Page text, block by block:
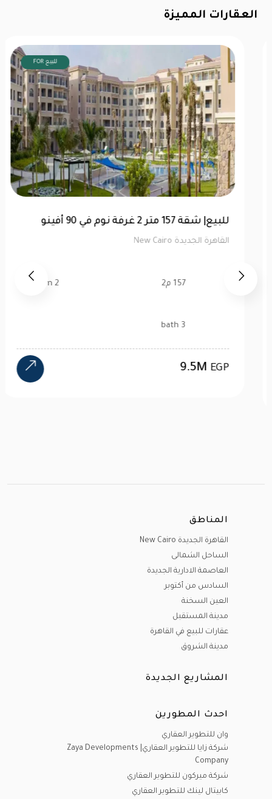
العقارات المميزة
FOR للبيع
توين هاوس 520 متر للبيع في ماونتن فيو هايد
بارك | كاش
المناطق
القاهرة الجديدة New Cairo
الساحل الشمالى
العاصمة الادارية الجديدة
السادس من أكتوبر
العين السخنة
مدينة المستقبل
عقارات للبيع في القاهرة
مدينة الشروق
المشاريع الجديدة
احدث المطورين
وان للتطوير العقاري
شركة زايا للتطوير العقاري| Zaya Developments
Company
شركة ميركون للتطوير العقاري
كابيتال لينك للتطوير العقاري